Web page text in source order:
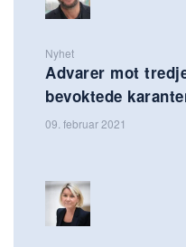
Nyhet
Advarer mot
bevoktede
09. februar 2021